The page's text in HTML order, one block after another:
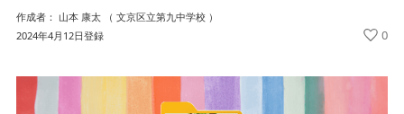
作成者： 山本 康太 （ 文京区立第九中学校 ）
2024年4月12日登録
0